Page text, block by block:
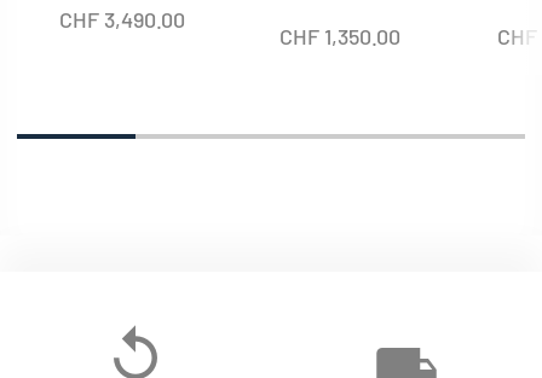
CHF3,490.00
CHF1,350.00 CHF